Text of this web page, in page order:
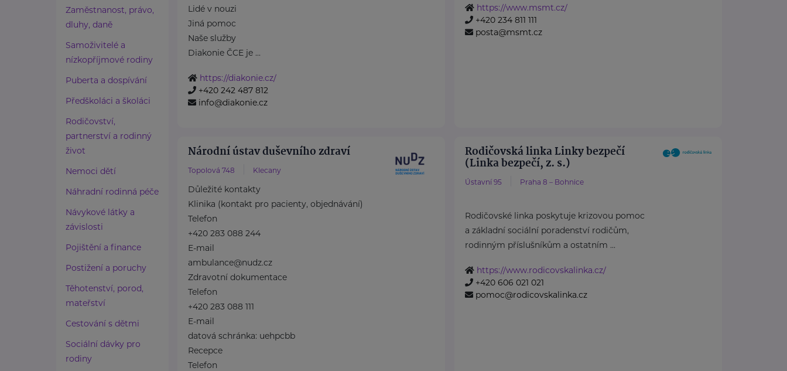
Zaměstnanost, právo,
dluhy, daně
Samoživitelé a
nízkopříjmové rodiny
Puberta a dospívání
Předškoláci a školáci
Rodičovství,
partnerství a rodinný
život
Nemoci dětí
Náhradní rodinná péče
Návykové látky a
závislosti
Pojištění a finance
Postižení a poruchy
Těhotenství, porod,
mateřství
Cestování s dětmi
Sociální dávky pro
rodiny
Lidé v nouzi
Jiná pomoc
Naše služby
Diakonie ČCE je ...
https://diakonie.cz/
+420 242 487 812
info@diakonie.cz
https://www.msmt.cz/
+420 234 811 111
posta@msmt.cz
Národní ústav duševního zdraví
Topolová 748 Klecany
Důležité kontakty
Klinika (kontakt pro pacienty, objednávání)
Telefon
+420 283 088 244
E-mail
ambulance@nudz.cz
Zdravotní dokumentace
Telefon
+420 283 088 111
E-mail
datová schránka: uehpcbb
Recepce
Telefon
Rodičovská linka Linky bezpečí
(Linka bezpečí, z. s.)
Ústavní 95 Praha 8 – Bohnice
Rodičovské linka poskytuje krizovou pomoc
a základní sociální poradenství rodičům,
rodinným příslušníkům a ostatním ...
https://www.rodicovskalinka.cz/
+420 606 021 021
pomoc@rodicovskalinka.cz